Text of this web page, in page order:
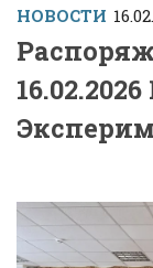
НОВОСТИ